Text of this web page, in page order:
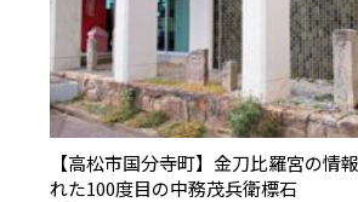
【高松市国分寺町】金刀比羅宮の情
れた100度目の中務茂兵衛標石